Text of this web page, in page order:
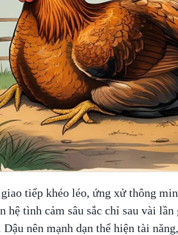
tiếp khéo léo, ứng xử thông
hệ tình cảm sâu sắc chỉ sau vài
nên mạnh dạn thể hiện tài